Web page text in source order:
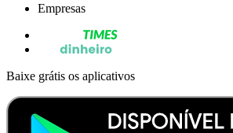
Empresas
Baixe grátis os aplicativos